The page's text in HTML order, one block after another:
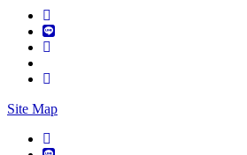
Site Map